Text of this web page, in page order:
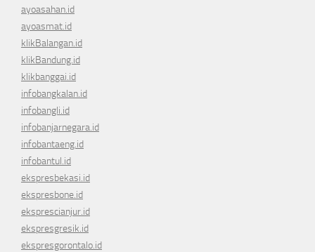
ayoasahan.id
ayoasmat.id
klikBalangan.id
klikBandung.id
klikbanggai.id
infobangkalan.id
infobangli.id
infobanjarnegara.id
infobantaeng.id
infobantul.id
ekspresbekasi.id
ekspresbone.id
eksprescianjur.id
ekspresgresik.id
ekspresgorontalo.id